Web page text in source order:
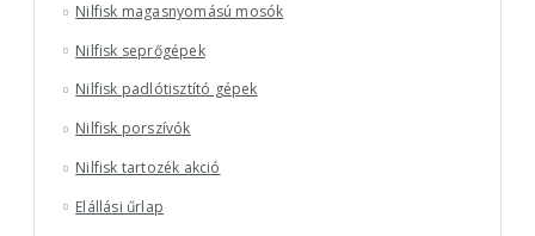
Nilfisk magasnyomású mosók
Nilfisk seprőgépek
Nilfisk padlótisztító gépek
Nilfisk porszívók
Nilfisk tartozék akció
Elállási űrlap